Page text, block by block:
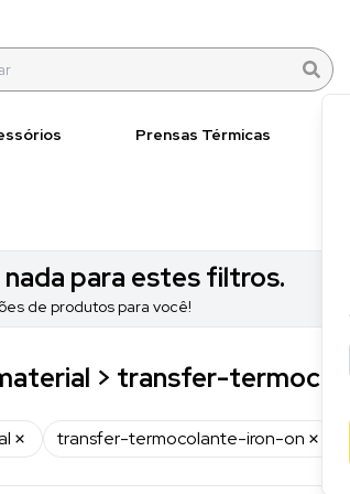
Prensas Térmicas
para estes filtros.
de produtos para você!
> transfer-
transfer-termocolante-iron-on